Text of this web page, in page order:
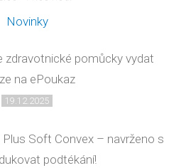
Novinky
zdravotnické pomůcky vydat
na ePoukaz
19.12.2025
Soft Convex – navrženo s
podtékání!